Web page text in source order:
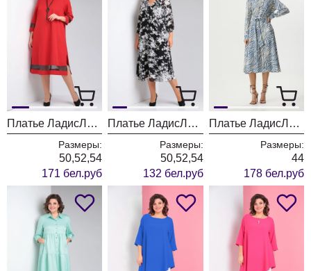
Платье ЛадисЛайн 1483 красный
Размеры:
50,52,54
171 бел.руб
Платье ЛадисЛайн 1470 веточки
Размеры:
50,52,54
132 бел.руб
Платье ЛадисЛайн 1270 зебра синяя
Размеры:
44
178 бел.руб